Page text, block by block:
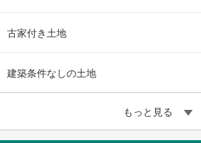
古家付き土地
建築条件なしの土地
もっと見る